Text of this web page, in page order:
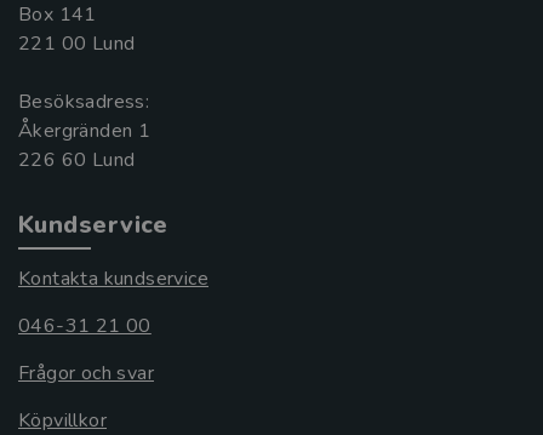
Box 141
221 00 Lund
Besöksadress:
Åkergränden 1
Kundservice
Kontakta kundservice
046-31 21 00
Frågor och svar
Köpvillkor